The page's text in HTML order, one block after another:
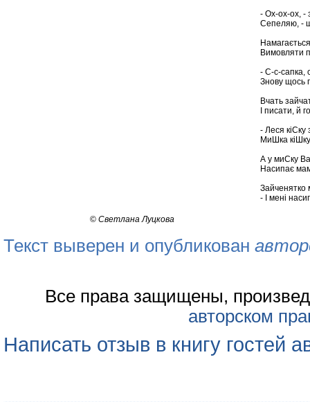
- Ох-ох-ох, -
Сепеляю, -
Вимовляти
- С-с-сапка,
Знову щось
Вчать
І писати, й
- Леся кіСку
МиШка
А у миСку
Насипає
Зайченятко
- І мені
© Светлана Луцкова
Текст выверен и опубликован
Все права защищены,
авторском
Написать отзыв в книгу гостей